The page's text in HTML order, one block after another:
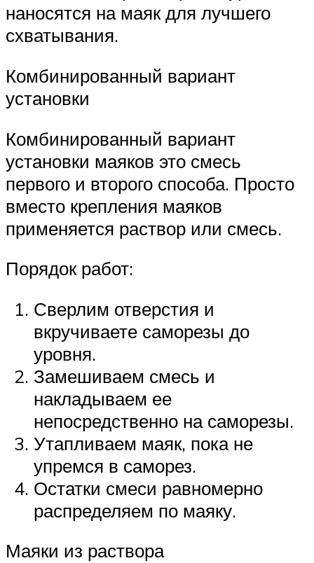
наносятся на маяк для лучшего
схватывания.
Комбинированный вариант
установки
Комбинированный вариант
установки маяков это смесь
первого и второго способа. Просто
вместо крепления маяков
применяется раствор или смесь.
Порядок работ:
Сверлим отверстия и
вкручиваете саморезы до
уровня.
Замешиваем смесь и
накладываем ее
непосредственно на саморезы.
Утапливаем маяк, пока не
упремся в саморез.
Остатки смеси равномерно
распределяем по маяку.
Маяки из раствора